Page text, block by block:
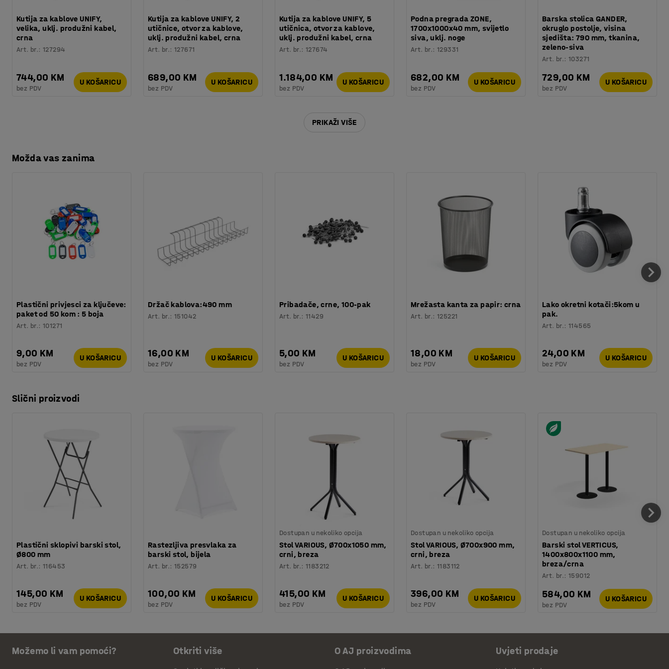
Kutija za kablove UNIFY,
velika, uklj. produžni kabel,
crna
Art. br.:127294
744,00 KM
bez PDV
U KOŠARICU
Kutija za kablove UNIFY, 2
utičnice, otvor za kablove,
uklj. produžni kabel, crna
Art. br.:127671
689,00 KM
bez PDV
U KOŠARICU
Kutija za kablove UNIFY, 5
utičnica, otvor za kablove,
uklj. produžni kabel, crna
Art. br.:127674
1.184,00 KM
bez PDV
U KOŠARICU
Podna pregrada ZONE,
1700x1000x40 mm, svijetlo
siva, uklj. noge
Art. br.:129331
682,00 KM
bez PDV
U KOŠARICU
Barska stolica GANDER,
okruglo postolje, visina
sjedišta: 790 mm, tkanina,
zeleno-siva
Art. br.:103271
729,00 KM
bez PDV
U KOŠARICU
PRIKAŽI VIŠE
Možda vas zanima
Plastični privjesci za ključeve:
paket od 50 kom : 5 boja
Art. br.:101271
9,00 KM
bez PDV
U KOŠARICU
Držač kablova:490 mm
Art. br.:151042
16,00 KM
bez PDV
U KOŠARICU
Pribadače, crne, 100-pak
Art. br.:11429
5,00 KM
bez PDV
U KOŠARICU
Mrežasta kanta za papir: crna
Art. br.:125221
18,00 KM
bez PDV
U KOŠARICU
Lako okretni kotači:5kom u
pak.
Art. br.:114565
24,00 KM
bez PDV
U KOŠARICU
Slični proizvodi
Plastični sklopivi barski stol,
Ø800 mm
Art. br.:116453
145,00 KM
bez PDV
U KOŠARICU
Rastezljiva presvlaka za
barski stol, bijela
Art. br.:152579
100,00 KM
bez PDV
U KOŠARICU
Dostupan u nekoliko opcija
Stol VARIOUS, Ø700x1050 mm,
crni, breza
Art. br.:1183212
415,00 KM
bez PDV
U KOŠARICU
Dostupan u nekoliko opcija
Stol VARIOUS, Ø700x900 mm,
crni, breza
Art. br.:1183112
396,00 KM
bez PDV
U KOŠARICU
Dostupan u nekoliko opcija
Barski stol VERTICUS,
1400x800x1100 mm,
breza/crna
Art. br.:159012
584,00 KM
bez PDV
U KOŠARICU
Možemo li vam pomoći? Otkriti više O AJ proizvodima Uvjeti prodaje